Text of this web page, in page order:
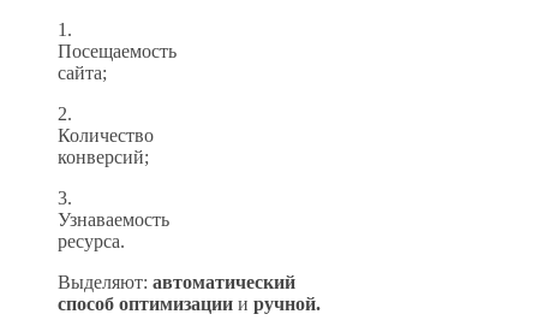
1.
Посещаемость
сайта;
2.
Количество
конверсий;
3.
Узнаваемость
ресурса.
Выделяют: автоматический
способ оптимизации и ручной.